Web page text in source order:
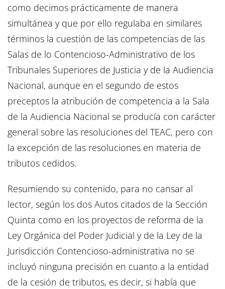
como decimos prácticamente de manera
simultánea y que por ello regulaba en similares
términos la cuestión de las competencias de las
Salas de lo Contencioso-Administrativo de los
Tribunales Superiores de Justicia y de la Audiencia
Nacional, aunque en el segundo de estos
preceptos la atribución de competencia a la Sala
de la Audiencia Nacional se producía con carácter
general sobre las resoluciones del TEAC, pero con
la excepción de las resoluciones en materia de
tributos cedidos.
Resumiendo su contenido, para no cansar al
lector, según los dos Autos citados de la Sección
Quinta como en los proyectos de reforma de la
Ley Orgánica del Poder Judicial y de la Ley de la
Jurisdicción Contencioso-administrativa no se
incluyó ninguna precisión en cuanto a la entidad
de la cesión de tributos, es decir, si había que